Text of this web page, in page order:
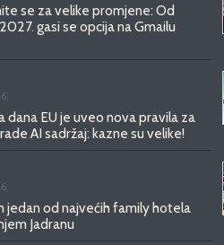
se za velike promjene: Od
gasi se opcija na Gmailu
dana EU je uveo nova pravila za
AI sadržaj: kazne su velike!
jedan od najvećih family hotela
Jadranu